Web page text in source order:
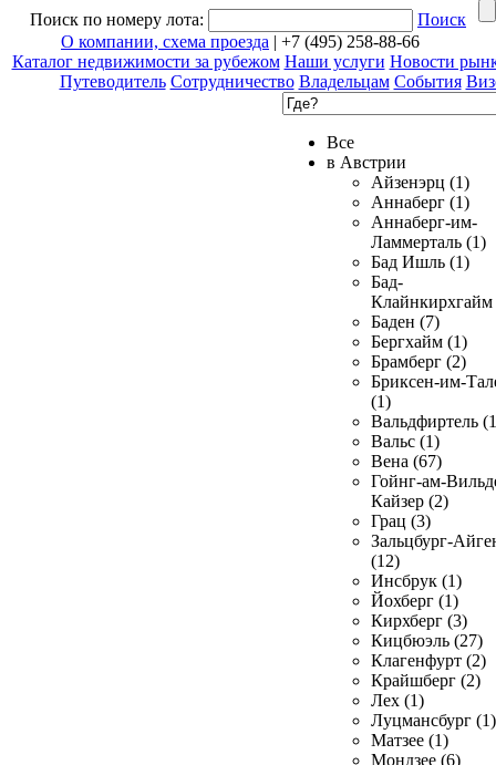
Поиск по номеру лота:
Поиск
О компании, схема проезда | +7 (495) 258-88-66
Каталог недвижимости за рубежом Наши услуги Новости
Путеводитель Сотрудничество Владельцам События
Все
в Австрии
Айзенэрц (1)
Аннаберг (1)
Аннаберг-им-
Ламмерталь (1)
Бад Ишль (1)
Бад-
Клайнкирхгайм
Баден (7)
Бергхайм (1)
Брамберг (2)
Бриксен-им-
(1)
Вальдфиртель
Вальс (1)
Вена (67)
Гойнг-ам-
Кайзер (2)
Грац (3)
Зальцбург-
(12)
Инсбрук (1)
Йохберг (1)
Кирхберг (3)
Кицбюэль (27)
Клагенфурт (2)
Крайшберг (2)
Лех (1)
Луцмансбург (1)
Матзее (1)
Мондзее (6)